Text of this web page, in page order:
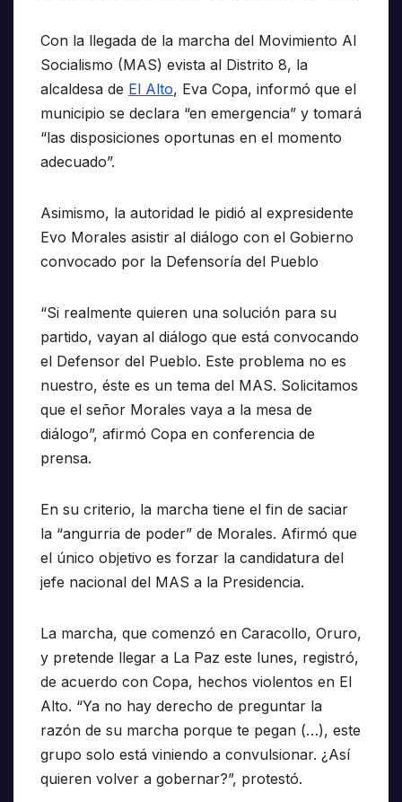
Con la llegada de la marcha del Movimiento Al
Socialismo (MAS) evista al Distrito 8, la
alcaldesa de El Alto, Eva Copa, informó que el
municipio se declara “en emergencia” y tomará
“las disposiciones oportunas en el momento
adecuado”.
Asimismo, la autoridad le pidió al expresidente
Evo Morales asistir al diálogo con el Gobierno
convocado por la Defensoría del Pueblo
“Si realmente quieren una solución para su
partido, vayan al diálogo que está convocando
el Defensor del Pueblo. Este problema no es
nuestro, éste es un tema del MAS. Solicitamos
que el señor Morales vaya a la mesa de
diálogo”, afirmó Copa en conferencia de
prensa.
En su criterio, la marcha tiene el fin de saciar
la “angurria de poder” de Morales. Afirmó que
el único objetivo es forzar la candidatura del
jefe nacional del MAS a la Presidencia.
La marcha, que comenzó en Caracollo, Oruro,
y pretende llegar a La Paz este lunes, registró,
de acuerdo con Copa, hechos violentos en El
Alto. “Ya no hay derecho de preguntar la
razón de su marcha porque te pegan (…), este
grupo solo está viniendo a convulsionar. ¿Así
quieren volver a gobernar?”, protestó.